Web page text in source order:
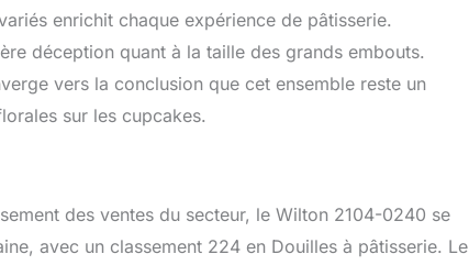
enrichit chaque expérience de pâtisserie.
déception quant à la taille des grands embouts.
vers la conclusion que cet ensemble reste un
sur les cupcakes.
des ventes du secteur, le Wilton 2104-0240 se
avec un classement 224 en Douilles à pâtisserie. Le